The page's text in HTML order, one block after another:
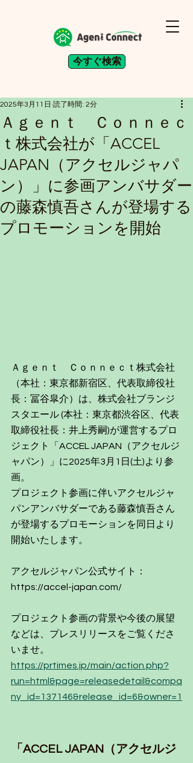
今すぐ検索
Ａｇｅｎｔ Ｃｏｎｎｅｃ
ｔ株式会社が「ACCEL
JAPAN（アクセルジャパ
ン）」に参画アンバサダー
の藤森慎吾さんが登場する
プロモーションを開始
2025年3月11日 読了時間: 2分
Ａｇｅｎｔ　Ｃｏｎｎｅｃｔ株式会社
（本社：東京都新宿区、代表取締役社
長：冨谷皐介）は、株式会社ブランジ
スタエール (本社：東京都渋谷区、代表
取締役社長：井上秀嗣)が運営するプロ
ジェクト「ACCEL JAPAN（アクセルジ
ャパン）」に2025年3月1日(土)より参
画。
プロジェクト参画に伴いアクセルジャ
パンアンバサダーである藤森慎吾さん
が登場するプロモーションを同日より
開始いたします。
アクセルジャパン公式サイト
：
https://accel-japan.com/
プロジェクト参画の背景や今後の展望
などは、プレスリリースをご覧くださ
いませ。
https://prtimes.jp/main/action.php?
run=html&page=releasedetail&compa
ny_id=137146&release_id=6&owner=1
「ACCEL JAPAN（アクセルジ